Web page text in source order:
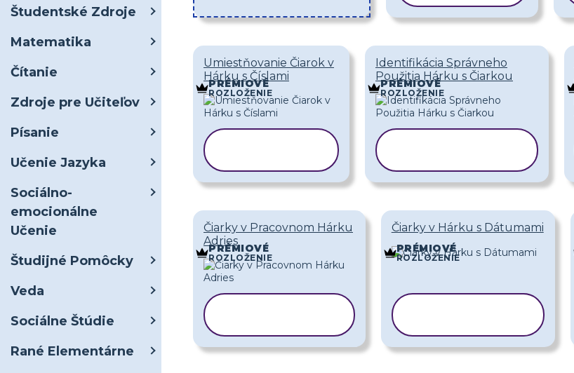
Študentské Zdroje
Matematika
Čítanie
Zdroje pre Učiteľov
Písanie
Učenie Jazyka
Sociálno-
emocionálne
Učenie
Študijné Pomôcky
Veda
Sociálne Štúdie
Rané Elementárne
Umiestňovanie Čiarok v
Hárku s Číslami
PRÉMIOVÉ
ROZLOŽENIE
Identifikácia Správneho
Použitia Hárku s Čiarkou
PRÉMIOVÉ
ROZLOŽENIE
Čiarky v Pracovnom Hárku
Adries
PRÉMIOVÉ
ROZLOŽENIE
Čiarky v Hárku s Dátumami
PRÉMIOVÉ
ROZLOŽENIE